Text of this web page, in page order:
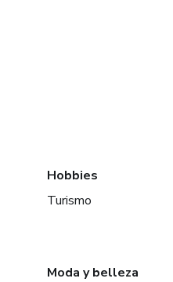
Hobbies
Turismo
Moda y belleza